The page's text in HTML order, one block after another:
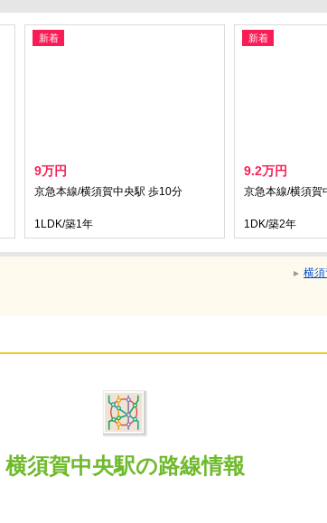
新着
9万円
京急本線/横須賀中央駅 歩10分
1LDK/築1年
新着
9.2万円
京急本線/横須賀
1DK/築2年
横
横須賀中央駅の路線情報